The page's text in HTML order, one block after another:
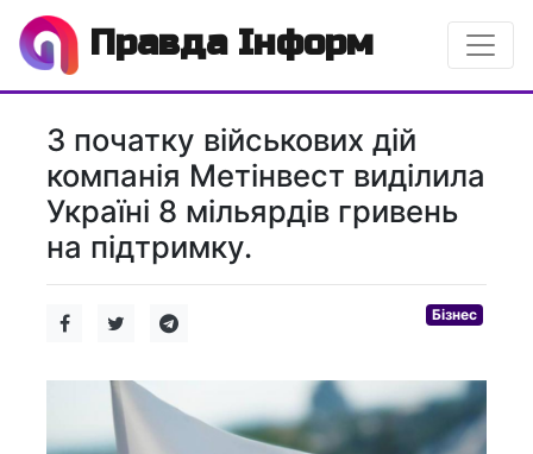
Правда Інформ
З початку військових дій
компанія Метінвест виділила
Україні 8 мільярдів гривень
на підтримку.
Бізнес